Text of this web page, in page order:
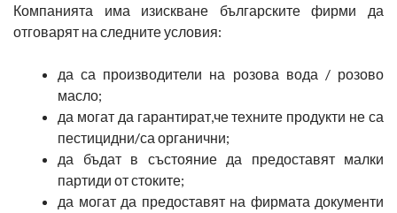
Компанията има изискване българските фирми да
отговарят на следните условия:
да са производители на розова вода / розово
масло;
да могат да гарантират,че техните продукти не са
пестицидни/са органични;
да бъдат в състояние да предоставят малки
партиди от стоките;
да могат да предоставят на фирмата документи